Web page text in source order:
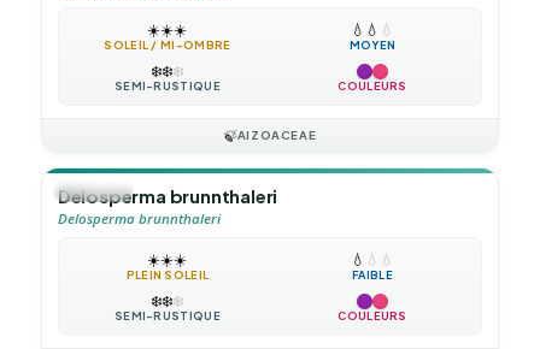
☀️☀️☀️
SOLEIL / MI-OMBRE
💧 💧 💧
MOYEN
❄️❄️❄️
SEMI-RUSTIQUE COULEURS
🍃AIZOACEAE
🪴VIVACE
Delosperma brunnthaleri
Delosperma brunnthaleri
☀️☀️☀️
PLEIN SOLEIL
💧 💧 💧
FAIBLE
❄️❄️❄️
SEMI-RUSTIQUE COULEURS